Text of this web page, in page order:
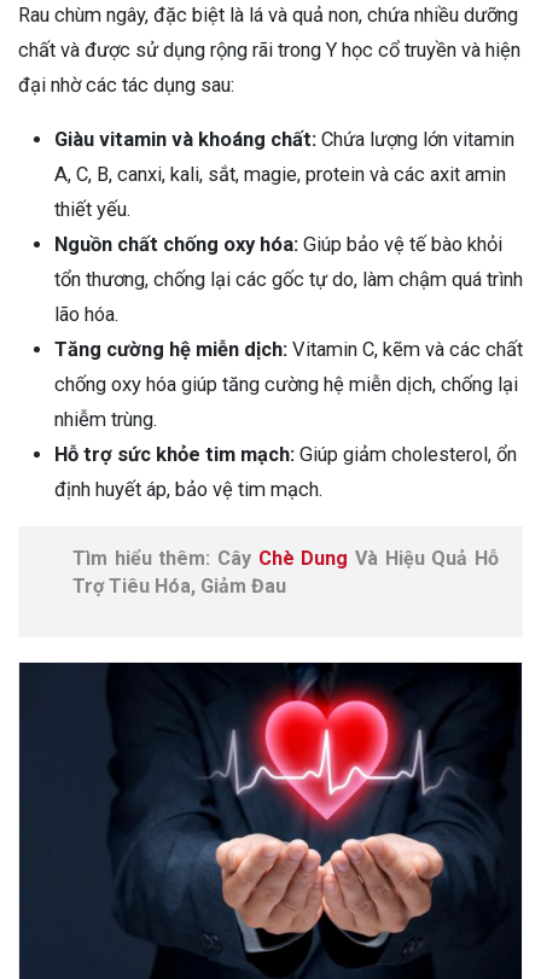
Rau chùm ngây, đặc biệt là lá và quả non, chứa nhiều dưỡng
chất và được sử dụng rộng rãi trong Y học cổ truyền và hiện
đại nhờ các tác dụng sau:
Giàu vitamin và khoáng chất: Chứa lượng lớn vitamin
A, C, B, canxi, kali, sắt, magie, protein và các axit amin
thiết yếu.
Nguồn chất chống oxy hóa: Giúp bảo vệ tế bào khỏi
tổn thương, chống lại các gốc tự do, làm chậm quá trình
lão hóa.
Tăng cường hệ miễn dịch: Vitamin C, kẽm và các chất
chống oxy hóa giúp tăng cường hệ miễn dịch, chống lại
nhiễm trùng.
Hỗ trợ sức khỏe tim mạch: Giúp giảm cholesterol, ổn
định huyết áp, bảo vệ tim mạch.
Tìm hiểu thêm: Cây Chè Dung Và Hiệu Quả Hỗ
Trợ Tiêu Hóa, Giảm Đau